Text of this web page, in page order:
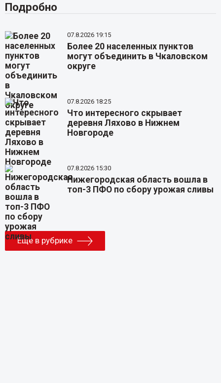
Подробно
07.8.2026 19:15
Более 20 населенных пунктов
могут объединить в Чкаловском
округе
07.8.2026 18:25
Что интересного скрывает
деревня Ляхово в Нижнем
Новгороде
07.8.2026 15:30
Нижегородская область вошла в
топ-3 ПФО по сбору урожая сливы
Еще в рубрике